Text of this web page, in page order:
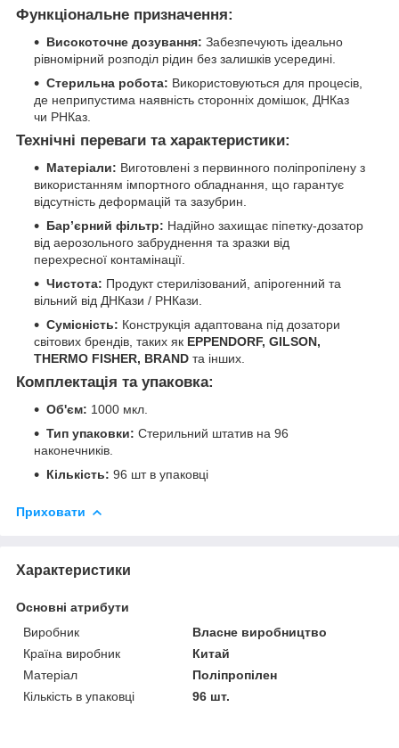
Функціональне призначення:
Високоточне дозування: Забезпечують ідеально
рівномірний розподіл рідин без залишків усередині.
Стерильна робота: Використовуються для процесів,
де неприпустима наявність сторонніх домішок, ДНКаз
чи РНКаз.
Технічні переваги та характеристики:
Матеріали: Виготовлені з первинного поліпропілену з
використанням імпортного обладнання, що гарантує
відсутність деформацій та зазубрин.
Бар’єрний фільтр: Надійно захищає піпетку-дозатор
від аерозольного забруднення та зразки від
перехресної контамінації.
Чистота: Продукт стерилізований, апірогенний та
вільний від ДНКази / РНКази.
Сумісність: Конструкція адаптована під дозатори
світових брендів, таких як EPPENDORF, GILSON,
THERMO FISHER, BRAND та інших.
Комплектація та упаковка:
Об'єм: 1000 мкл.
Тип упаковки: Стерильний штатив на 96
наконечників.
Кількість: 96 шт в упаковці
Приховати
Характеристики
Основні атрибути
Виробник
Власне виробництво
Країна виробник
Китай
Матеріал
Поліпропілен
Кількість в упаковці
96 шт.